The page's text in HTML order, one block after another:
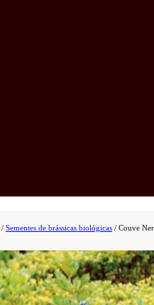
/ Sementes de brássicas biológicas / Couve